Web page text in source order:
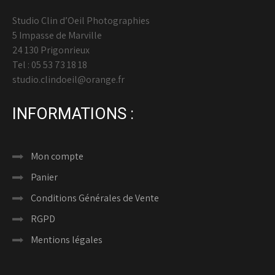
Studio Clin d’Oeil Photographies
5 Impasse de Marville
24 130 Prigonrieux
Tel : 05 53 73 18 18
studio.clindoeil@orange.fr
INFORMATIONS :
Mon compte
Panier
Conditions Générales de Vente
RGPD
Mentions légales